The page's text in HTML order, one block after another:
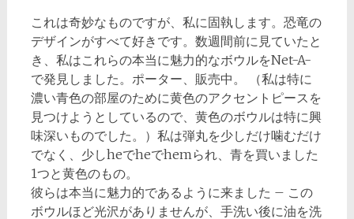
これは奇妙なものですが、私に固執します。恐竜の
デザインがすべて好きです。数週間前に見ていたと
き、私はこれらの本当に魅力的なボウルをNet-A-
で発見しました。ポーター、販売中。 （私は特に
濃い青色の部屋のために黄色のアクセントピースを
見つけようとしているので、黄色のボウルは特に興
味深いものでした。）私は弾丸を少しだけ噛むだけ
でなく、少しheでheでhemられ、青を買いました
1つと黄色のもの。
彼らは本当に魅力的であるように来ました – この
ボウルほど光沢がありませんが、手洗い後に油を洗